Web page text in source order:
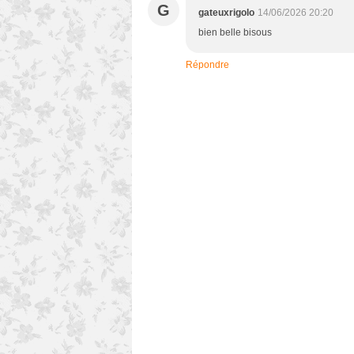
G gateuxrigolo 14/06/2026 20:20
bien belle bisous
Répondre